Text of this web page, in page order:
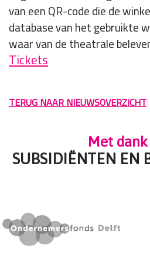
van een QR-code die de
database van het gebruikte
waar van de theatrale
Tickets
TERUG NAAR NIEUWSOVERZICHT
Met
SUBSIDIËNTEN EN